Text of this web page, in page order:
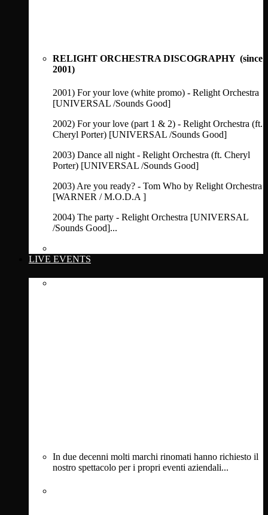
RELIGHT ORCHESTRA DISCOGRAPHY (since
2001)
2001) For your love (white promo) - Relight Orchestra
[UNIVERSAL /Sounds Good]
2002) For your love (part 1 & 2) - Relight Orchestra (ft.
Cheryl Porter) [UNIVERSAL /Sounds Good]
2003) Dance all night - Relight Orchestra (ft. Cheryl
Porter) [UNIVERSAL /Sounds Good]
2003) Are you ready? - Tom Who by Relight Orchestra
[WARNER / M.O.D.A ]
2004) The party - Relight Orchestra [UNIVERSAL
/Sounds Good]...
LIVE EVENTS
In due decenni molti marchi rinomati hanno richiesto il
nostro spettacolo per i propri eventi aziendali...